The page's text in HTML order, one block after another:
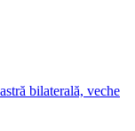
bilaterală, veche